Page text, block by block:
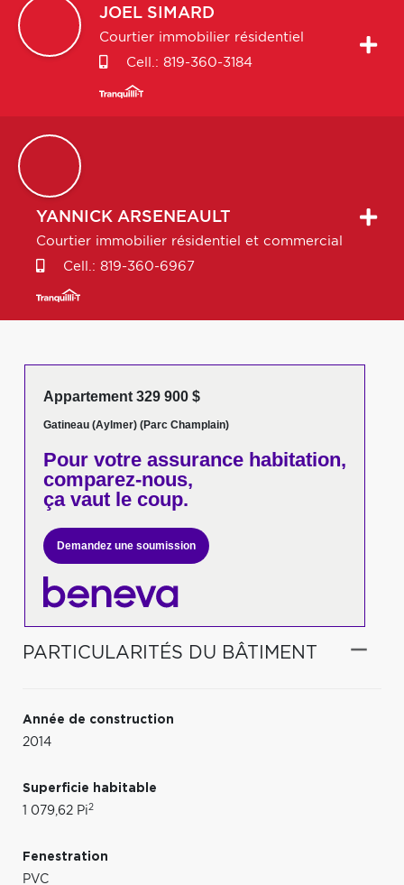
JOEL SIMARD
Courtier immobilier résidentiel
Cell.: 819-360-3184
YANNICK ARSENEAULT
Courtier immobilier résidentiel et commercial
Cell.: 819-360-6967
Appartement 329 900 $
Gatineau (Aylmer) (Parc Champlain)
Pour votreassurance habitation,
comparez-nous,
ça vaut le coup.
Demandez une soumission
PARTICULARITÉS DU BÂTIMENT
Année de construction
2014
Superficie habitable
1 079,62 Pi2
Fenestration
PVC